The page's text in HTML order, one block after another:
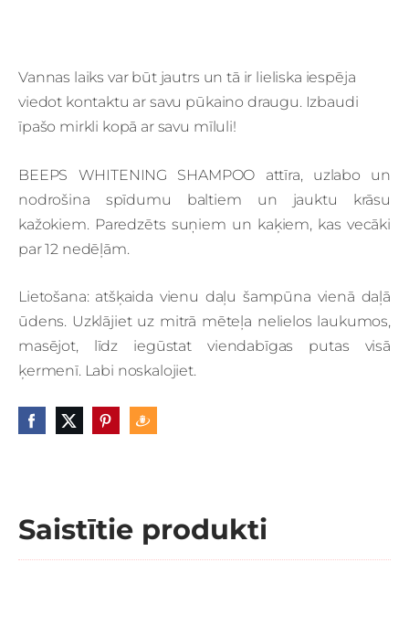
Vannas laiks var būt jautrs un tā ir lieliska iespēja
viedot kontaktu ar savu pūkaino draugu. Izbaudi
īpašo mirkli kopā ar savu mīluli!
BEEPS WHITENING SHAMPOO attīra, uzlabo un
nodrošina spīdumu baltiem un jauktu krāsu
kažokiem. Paredzēts suņiem un kaķiem, kas vecāki
par 12 nedēļām.
Lietošana: atšķaida vienu daļu šampūna vienā daļā
ūdens. Uzklājiet uz mitrā mēteļa nelielos laukumos,
masējot, līdz iegūstat viendabīgas putas visā
ķermenī. Labi noskalojiet.
Saistītie produkti